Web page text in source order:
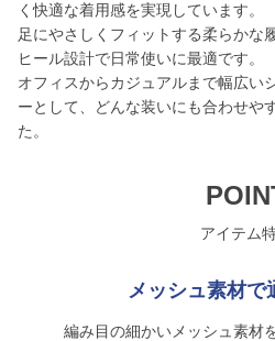
く快適な着用感を実現しています。
足にやさしくフィットする柔らかな
ヒール設計で日常使いに最適です。
オフィスからカジュアルまで幅広い
ーとして、どんな装いにも合わせや
た。
アイテム
メッシュ素材で
編み目の細かいメッシュ素材